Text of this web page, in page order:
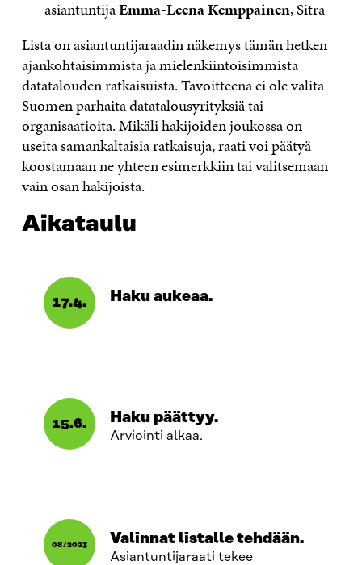
asiantuntijaEmma-Leena Kemppainen, Sitra
Lista on asiantuntijaraadin näkemys tämän hetken
ajankohtaisimmista ja mielenkiintoisimmista
datatalouden ratkaisuista. Tavoitteena ei ole valita
Suomen parhaita datatalousyrityksiä tai -
organisaatioita. Mikäli hakijoiden joukossa on
useita samankaltaisia ratkaisuja, raati voi päätyä
koostamaan ne yhteen esimerkkiin tai valitsemaan
vain osan hakijoista.
Aikataulu
17.4. Haku aukeaa.
15.6. Haku päättyy.
Arviointi alkaa.
08/2023 Valinnat listalle tehdään.
Asiantuntijaraati tekee